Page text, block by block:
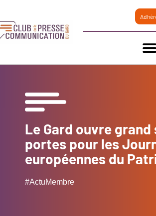
Le Gard ouvre grand
portes pour les
européennes du
#ActuMembre